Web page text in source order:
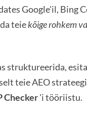
Google'il, Bing
teiekõige rohkem
struktureerida,
teie AEO
Checker'i tööriistu.